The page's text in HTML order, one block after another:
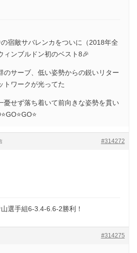
宿敵サバレンカをついに（2018年全
ィンブルドン初のベスト8🎉
のサーブ、低い姿勢からの鋭いリター
トワークが光ってた
憂せず落ち着いて前向きな姿勢を貫い
#314272
選手組6-3.4-6.6-2勝利！
#314275